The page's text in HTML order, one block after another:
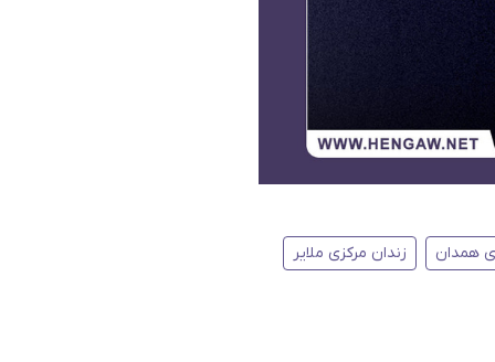
همدان زندان مرکزی ملایر